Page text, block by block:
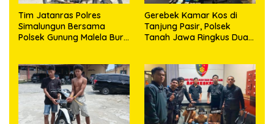
Tim Jatanras Polres
Simalungun Bersama
Polsek Gunung Malela Buru
Bekuk Tersangka
Gerebek Kamar Kos di
Tanjung Pasir, Polsek
Tanah Jawa Ringkus Dua